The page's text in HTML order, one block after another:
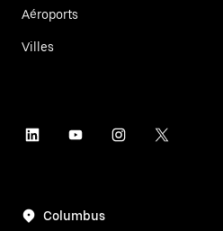
Aéroports
Villes
Columbus